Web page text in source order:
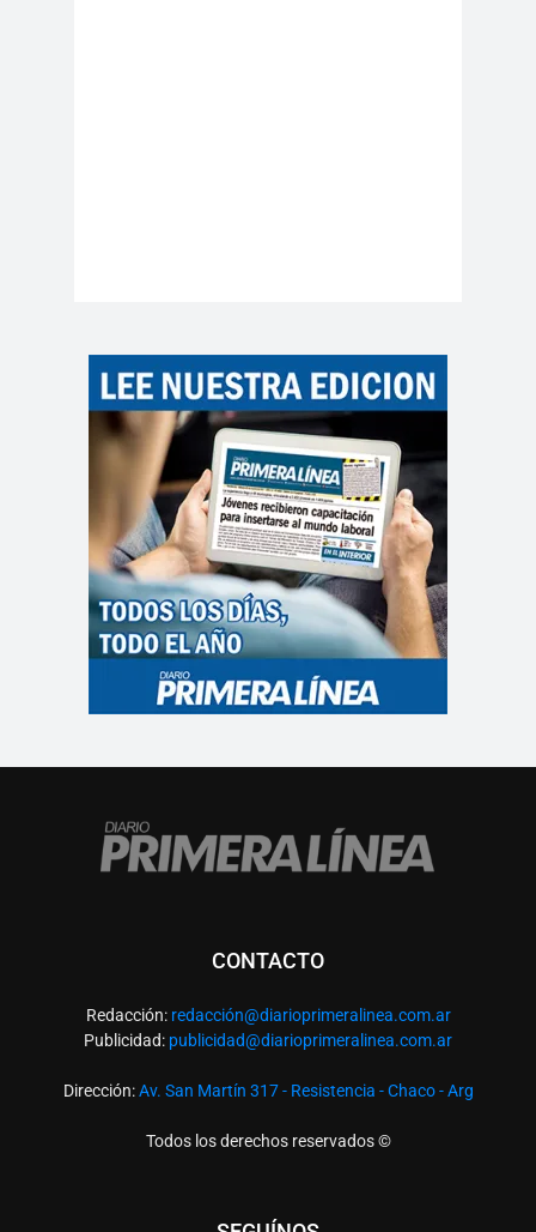
CONTACTO
Redacción: redacción@diarioprimeralinea.com.ar
Publicidad: publicidad@diarioprimeralinea.com.ar
Dirección:Av. San Martín 317 - Resistencia - Chaco - Arg
Todos los derechos reservados ©